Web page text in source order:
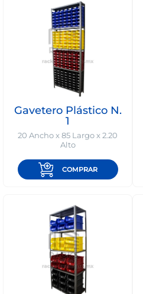
1168-
530
Gavetero Plástico N.
1
20 Ancho x 85 Largo x 2.20
Alto
COMPRAR